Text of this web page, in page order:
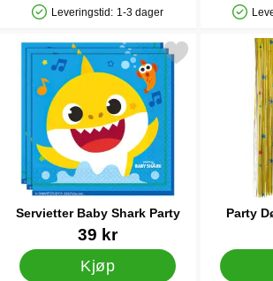
Produkttilgjengelighet: På lager
Leveringstid: 1-3 dager
Servietter Baby Shark Party
Varenummer 29628
39 kr
Kjøp
Merk servietter Baby Shark Party som
Party
Merk